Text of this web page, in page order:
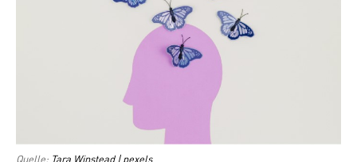
Quelle: Tara Winstead | pexels